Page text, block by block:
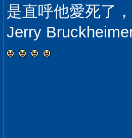
是直呼他愛死了
Jerry